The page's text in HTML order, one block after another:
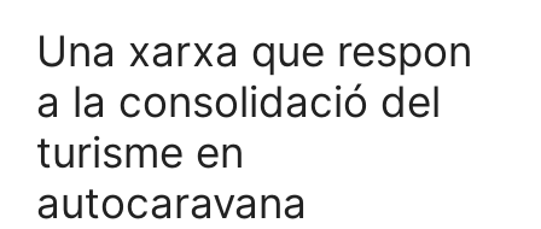
Una xarxa que respon
a la consolidació del
turisme en
autocaravana